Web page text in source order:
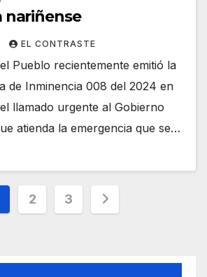
nariñense
EL CONTRASTE
Pueblo recientemente emitió la
de Inminencia 008 del 2024 en
llamado urgente al Gobierno
atienda la emergencia que se…
2 3